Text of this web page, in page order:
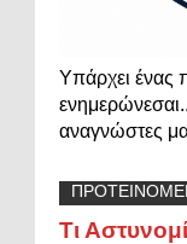
Υπάρχει ένας
αναγνώστες
Τι